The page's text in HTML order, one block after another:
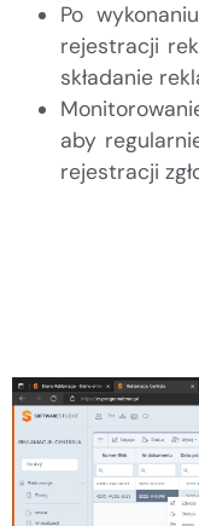
Po
rejestracji
składanie
aby
rejestracji